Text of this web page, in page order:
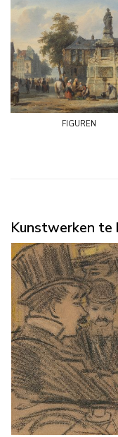
figuren
Kunstwerken te